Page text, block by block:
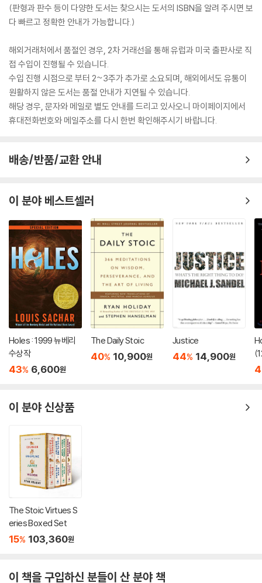
(판형과 판수 등이 다양한 도서는 찾으시는 도서의 ISBN을 알려 주시면 보
다 빠르고 정확한 안내가 가능합니다.)
해외거래처에서 품절인 경우, 2차 거래선을 통해 유럽과 미국 출판사로 직
접 수입이 진행될 수 있습니다.
수입 진행 시점으로 부터 2~3주가 추가로 소요되며, 해외에서도 유통이
원활하지 않은 도서는 품절 안내가 지연될 수 있습니다.
해당 경우, 문자와 메일로 별도 안내를 드리고 있사오니 마이페이지에서
휴대전화번호와 메일주소를 다시 한번 확인해주시기 바랍니다.
배송/반품/교환 안내
이 분야 베스트셀러
Holes : 1999 뉴베리
수상작
43% 6,600원
The Daily Stoic
40% 10,900원
Justice
44% 14,900원
이 분야 신상품
The Stoic Virtues S
eries Boxed Set
15% 103,360원
이 책을 구입하신 분들이 산 분야 책